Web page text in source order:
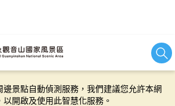
關技術以持續優化網站服務，並有助於為
邊景點自動偵測服務，我們建議您允許本網
開啟及使用此智慧化服務。